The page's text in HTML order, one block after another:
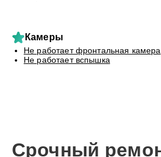
Камеры
Не работает фронтальная камера
Не работает вспышка
Срочный